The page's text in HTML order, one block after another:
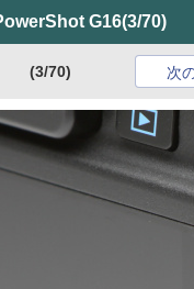
G16(3/70)
(3/70) 次